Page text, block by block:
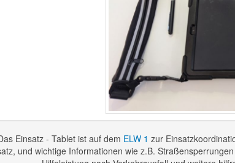
Einsatz - Tablet ist auf dem ELW 1 zur
und wichtige Informationen wie z.B.